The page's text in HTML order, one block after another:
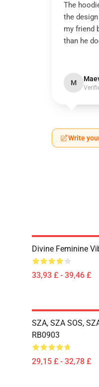
The
the
my friend
than he
M
Write
Divine Feminine
33,93 £ - 39,46 £
SZA, SZA SOS,
RB0903
29,15 £ - 32,78 £